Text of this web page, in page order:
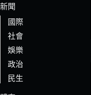
新聞
國際
社會
娛樂
政治
民生